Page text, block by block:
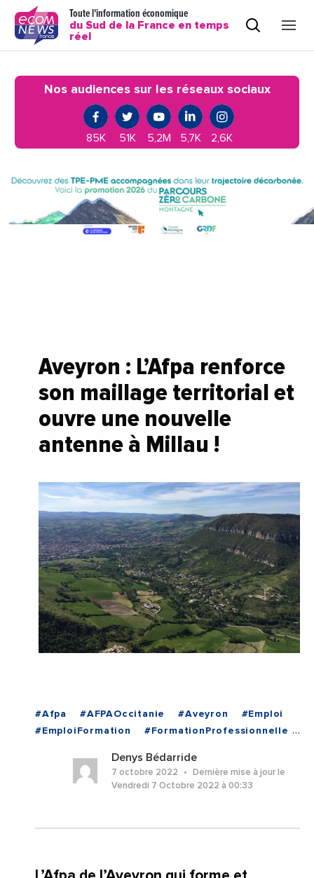
Toute l'information économique
du Sud de la France en temps
réel
Nos audiences sur les réseaux sociaux
85K 51K 5,2M 5,7K 2,6K
Aveyron : L’Afpa renforce
son maillage territorial et
ouvre une nouvelle
antenne à Millau !
#Afpa #AFPAOccitanie #Aveyron
#Emploi
#EmploiFormation
#FormationProfessionnelle
Denys Bédarride
7 octobre 2022
Dernière mise à jour le
Vendredi 7 Octobre 2022 à 00:33